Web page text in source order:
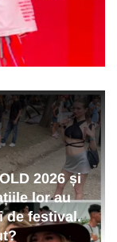
2026 și
lor au
de festival.